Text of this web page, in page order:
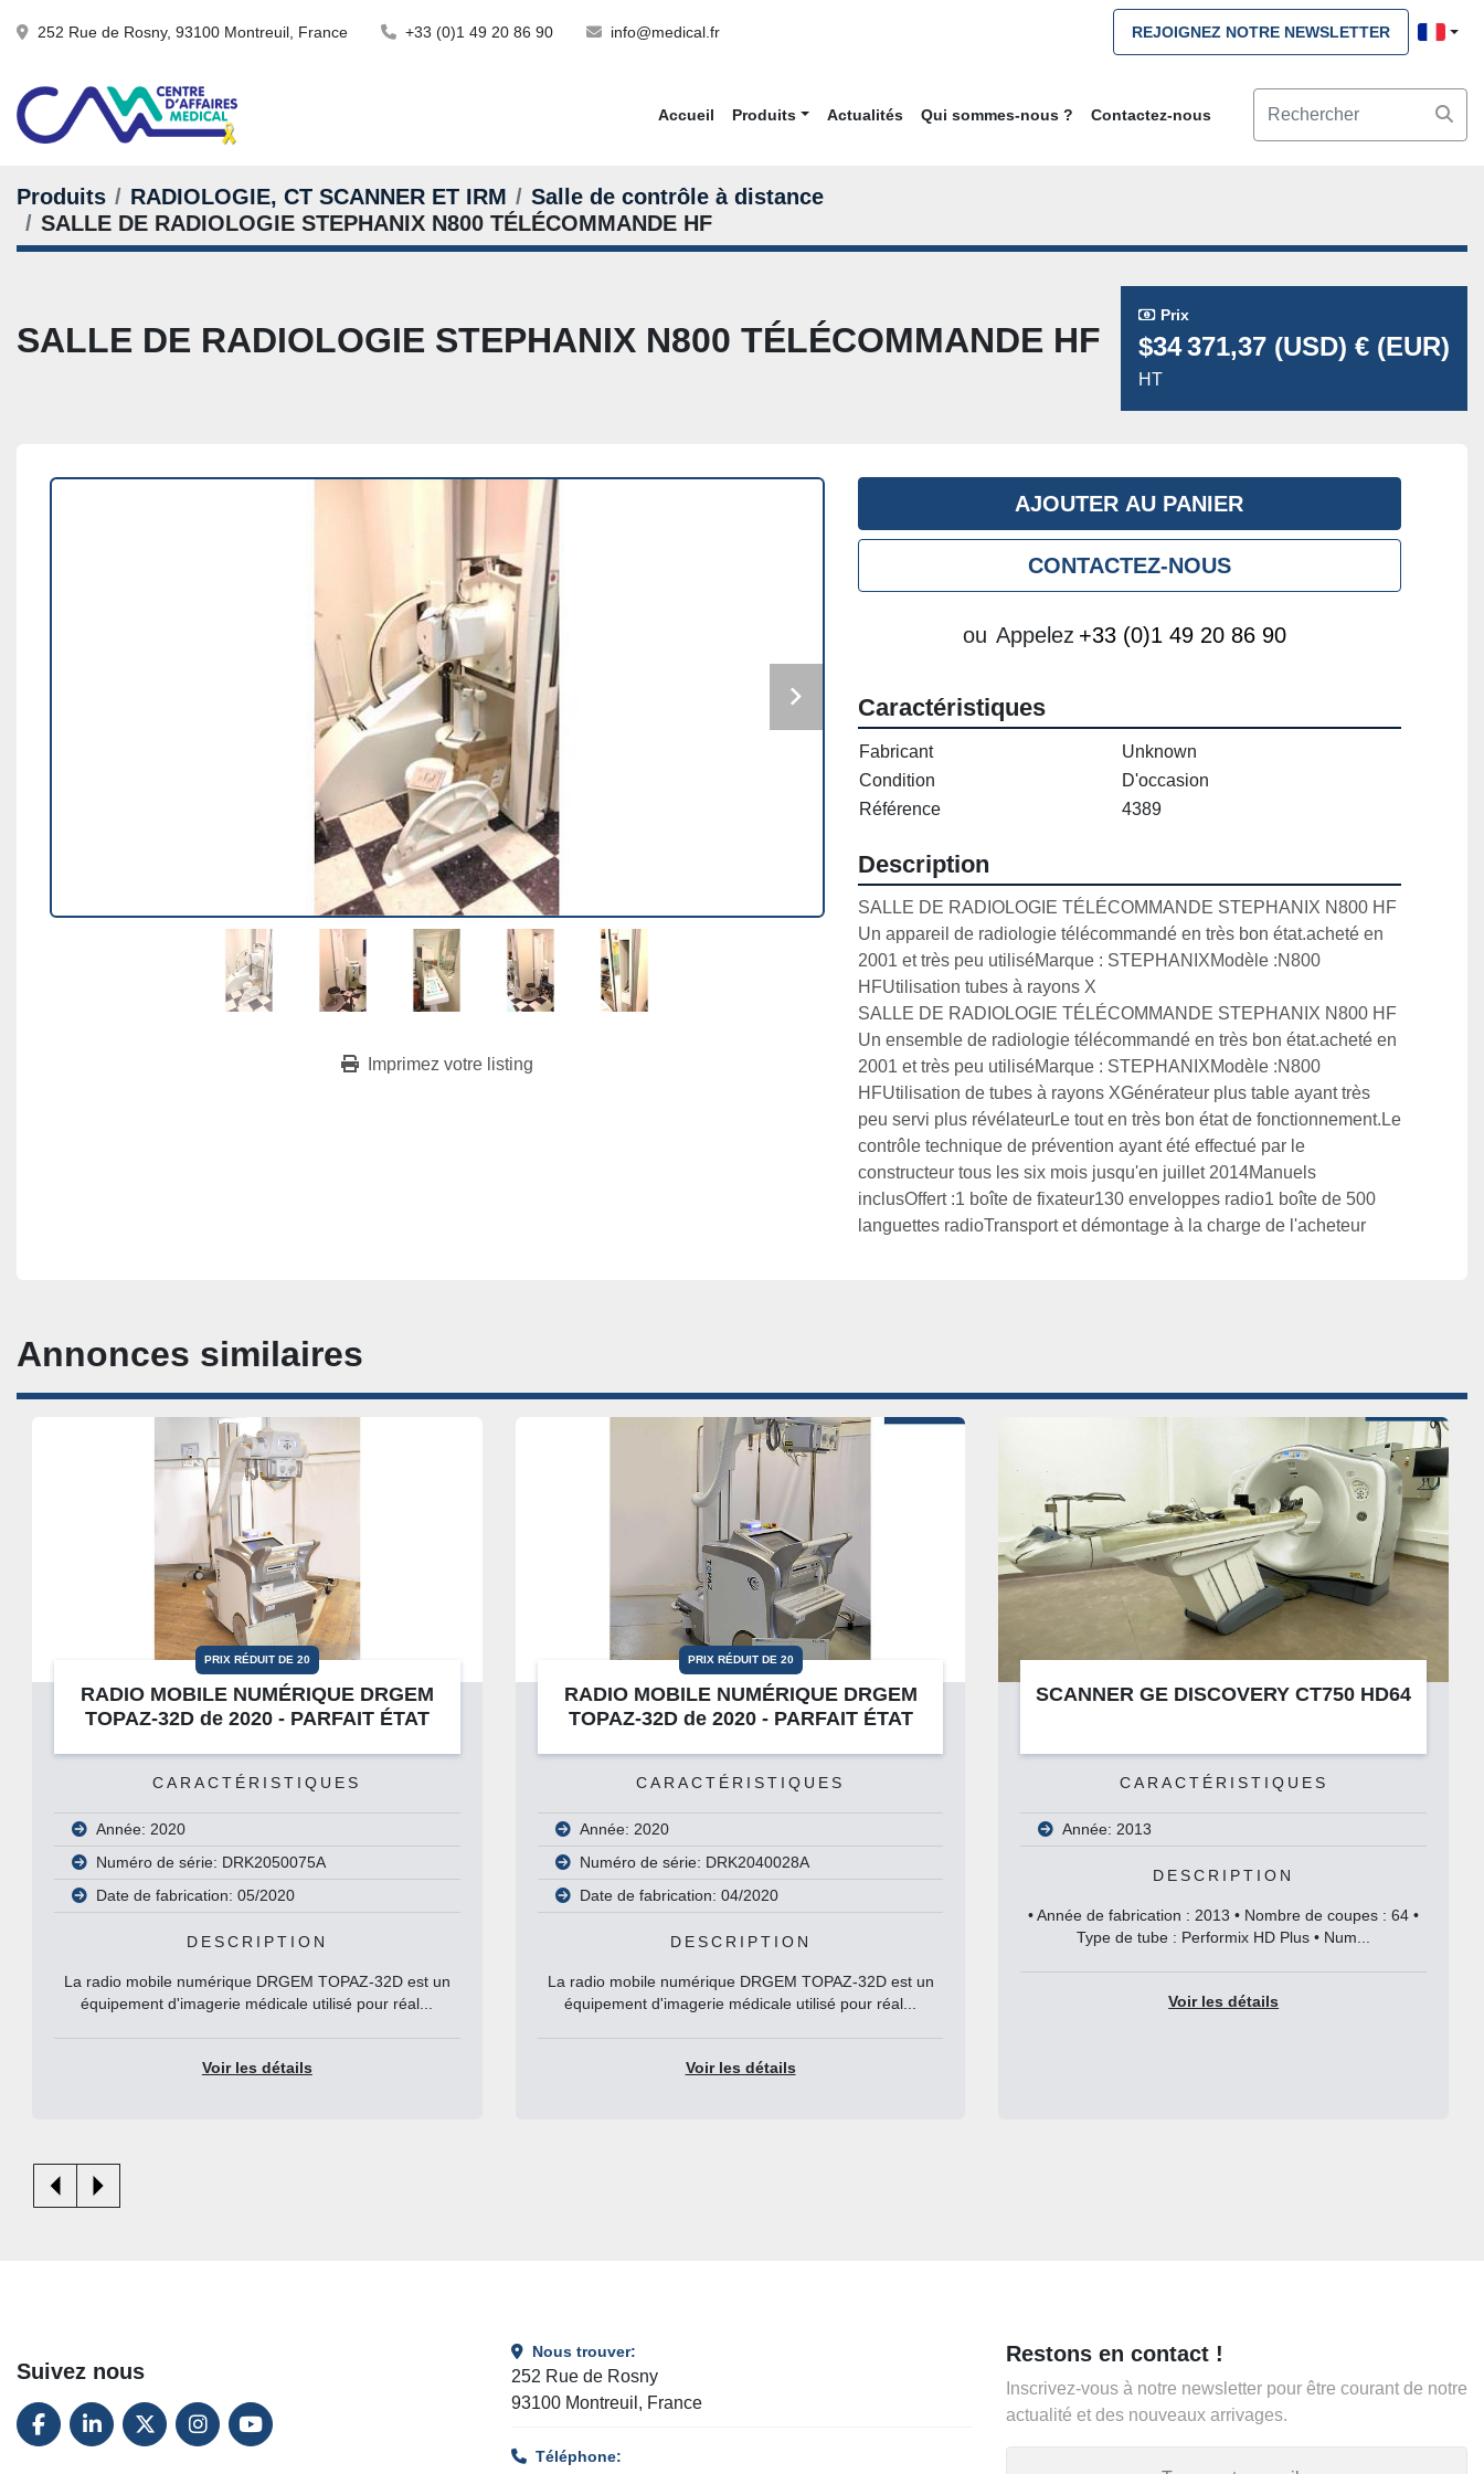
252 Rue de Rosny, 93100 Montreuil, France +33 (0)1 49 20 86 90 info@medical.fr REJOIGNEZ NOTRE NEWSLETTER
Accueil Produits Actualités Qui sommes-nous ? Contactez-nous
Produits RADIOLOGIE, CT SCANNER ET IRM
Salle de contrôle à distance
SALLE DE RADIOLOGIE STEPHANIX N800 TÉLÉCOMMANDE HF
SALLE DE RADIOLOGIE STEPHANIX N800 TÉLÉCOMMANDE HF
Prix
$34 371,37 (USD) € (EUR)
HT
AJOUTER AU PANIER
CONTACTEZ-NOUS
ou Appelez +33 (0)1 49 20 86 90
Imprimez votre listing
Caractéristiques
Fabricant
Unknown
Condition
D'occasion
Référence
4389
Description
SALLE DE RADIOLOGIE TÉLÉCOMMANDE STEPHANIX N800 HF
Un appareil de radiologie télécommandé en très bon état.acheté en
2001 et très peu utiliséMarque : STEPHANIXModèle :N800
HFUtilisation tubes à rayons X
SALLE DE RADIOLOGIE TÉLÉCOMMANDE STEPHANIX N800 HF
Un ensemble de radiologie télécommandé en très bon état.acheté en
2001 et très peu utiliséMarque : STEPHANIXModèle :N800
HFUtilisation de tubes à rayons XGénérateur plus table ayant très
peu servi plus révélateurLe tout en très bon état de fonctionnement.Le
contrôle technique de prévention ayant été effectué par le
constructeur tous les six mois jusqu'en juillet 2014Manuels
inclusOffert :1 boîte de fixateur130 enveloppes radio1 boîte de 500
languettes radioTransport et démontage à la charge de l'acheteur
Annonces similaires
RADIO MOBILE NUMÉRIQUE DRGEM
TOPAZ-32D de 2020 - PARFAIT ÉTAT
PRIX RÉDUIT DE 20
CARACTÉRISTIQUES
Année: 2020
Numéro de série: DRK2050075A
Date de fabrication: 05/2020
DESCRIPTION
La radio mobile numérique DRGEM TOPAZ-32D est un
équipement d'imagerie médicale utilisé pour réal...
Voir les détails
RADIO MOBILE NUMÉRIQUE DRGEM
TOPAZ-32D de 2020 - PARFAIT ÉTAT
PRIX RÉDUIT DE 20
CARACTÉRISTIQUES
Année: 2020
Numéro de série: DRK2040028A
Date de fabrication: 04/2020
DESCRIPTION
La radio mobile numérique DRGEM TOPAZ-32D est un
équipement d'imagerie médicale utilisé pour réal...
Voir les détails
SCANNER GE DISCOVERY CT750 HD64
CARACTÉRISTIQUES
Année: 2013
DESCRIPTION
• Année de fabrication : 2013 • Nombre de coupes : 64 •
Type de tube : Performix HD Plus • Num...
Voir les détails
Suivez nous
FACEBOOK
LINKEDINTWITTERINSTAGRAM
YOUTUBE
Nous trouver:
252 Rue de Rosny
93100 Montreuil, France
Téléphone:
Restons en contact !
Inscrivez-vous à notre newsletter pour être courant de notre
actualité et des nouveaux arrivages.